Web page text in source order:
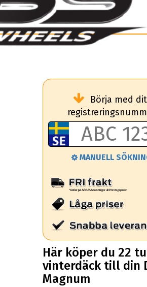
Börja med
MANUELL
Här köper du 22
vinterdäck till din
Magnum